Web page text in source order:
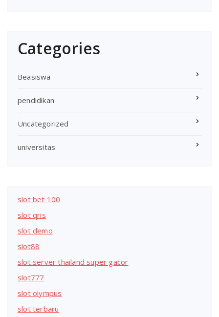
Categories
Beasiswa
pendidikan
Uncategorized
universitas
slot bet 100
slot qris
slot demo
slot88
slot server thailand super gacor
slot777
slot olympus
slot terbaru